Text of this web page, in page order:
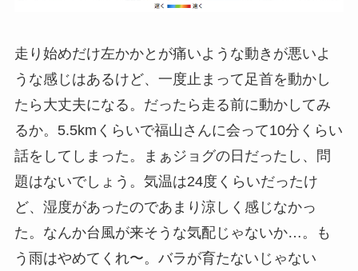
走り始めだけ左かかとが痛いような動きが悪いよ
うな感じはあるけど、一度止まって足首を動かし
たら大丈夫になる。だったら走る前に動かしてみ
るか。5.5kmくらいで福山さんに会って10分くらい
話をしてしまった。まぁジョグの日だったし、問
題はないでしょう。気温は24度くらいだったけ
ど、湿度があったのであまり涼しく感じなかっ
た。なんか台風が来そうな気配じゃないか…。も
う雨はやめてくれ〜。バラが育たないじゃない